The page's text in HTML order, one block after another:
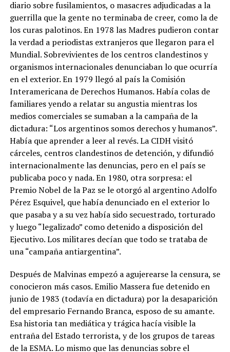
diario sobre fusilamientos, o masacres adjudicadas a la
guerrilla que la gente no terminaba de creer, como la de
los curas palotinos. En 1978 las Madres pudieron contar
la verdad a periodistas extranjeros que llegaron para el
Mundial. Sobrevivientes de los centros clandestinos y
organismos internacionales denunciaban lo que ocurría
en el exterior. En 1979 llegó al país la Comisión
Interamericana de Derechos Humanos. Había colas de
familiares yendo a relatar su angustia mientras los
medios comerciales se sumaban a la campaña de la
dictadura: “Los argentinos somos derechos y humanos”.
Había que aprender a leer al revés. La CIDH visitó
cárceles, centros clandestinos de detención, y difundió
internacionalmente las denuncias, pero en el país se
publicaba poco y nada. En 1980, otra sorpresa: el
Premio Nobel de la Paz se le otorgó al argentino Adolfo
Pérez Esquivel, que había denunciado en el exterior lo
que pasaba y a su vez había sido secuestrado, torturado
y luego “legalizado” como detenido a disposición del
Ejecutivo. Los militares decían que todo se trataba de
una “campaña antiargentina”.
Después de Malvinas empezó a agujerearse la censura, se
conocieron más casos. Emilio Massera fue detenido en
junio de 1983 (todavía en dictadura) por la desaparición
del empresario Fernando Branca, esposo de su amante.
Esa historia tan mediática y trágica hacía visible la
entraña del Estado terrorista, y de los grupos de tareas
de la ESMA. Lo mismo que las denuncias sobre el